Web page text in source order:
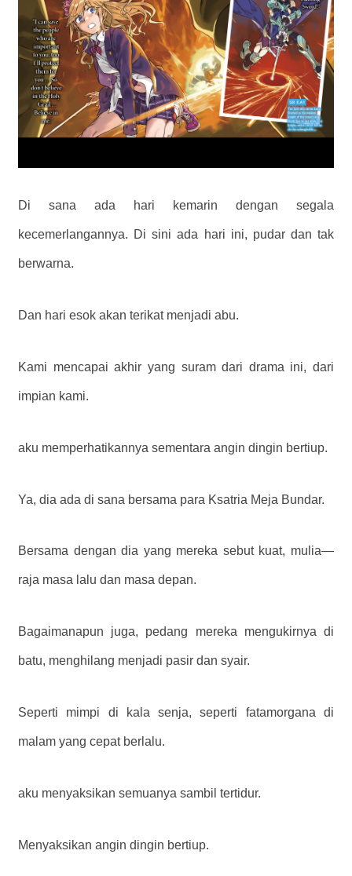
Di sana ada hari kemarin dengan segala
kecemerlangannya. Di sini ada hari ini, pudar dan tak
berwarna.
Dan hari esok akan terikat menjadi abu.
Kami mencapai akhir yang suram dari drama ini, dari
impian kami.
aku memperhatikannya sementara angin dingin bertiup.
Ya, dia ada di sana bersama para Ksatria Meja Bundar.
Bersama dengan dia yang mereka sebut kuat, mulia—
raja masa lalu dan masa depan.
Bagaimanapun juga, pedang mereka mengukirnya di
batu, menghilang menjadi pasir dan syair.
Seperti mimpi di kala senja, seperti fatamorgana di
malam yang cepat berlalu.
aku menyaksikan semuanya sambil tertidur.
Menyaksikan angin dingin bertiup.